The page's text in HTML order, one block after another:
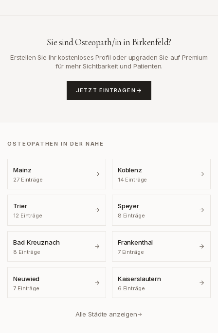
Sie sind Osteopath/in in Birkenfeld?
Erstellen Sie Ihr kostenloses Profil oder upgraden Sie auf Premium
für mehr Sichtbarkeit und Patienten.
JETZT EINTRAGEN
OSTEOPATHEN IN DER NÄHE
Mainz
27Einträge
Koblenz
14 Einträge
Trier
12 Einträge
Speyer
8 Einträge
Bad Kreuznach
8 Einträge
Frankenthal
7Einträge
Neuwied
7 Einträge
Kaiserslautern
6 Einträge
Alle Städte anzeigen